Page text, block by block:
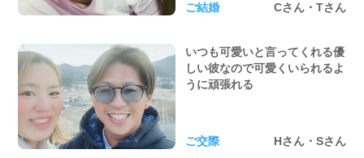
ご結婚 Cさん・Tさん
ご交際 Hさん・Sさん
いつも可愛いと言ってくれる優
しい彼なので可愛くいられるよ
うに頑張れる